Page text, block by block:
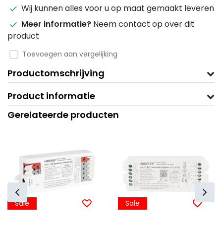
Wij kunnen alles voor u op maat gemaakt leveren
Meer informatie? Neem contact op over dit
product
Toevoegen aan vergelijking
Productomschrijving
Product informatie
Gerelateerde producten
Sale Sale